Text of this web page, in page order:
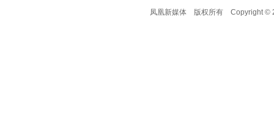
凤凰新媒体
版权所有 Copyright ©